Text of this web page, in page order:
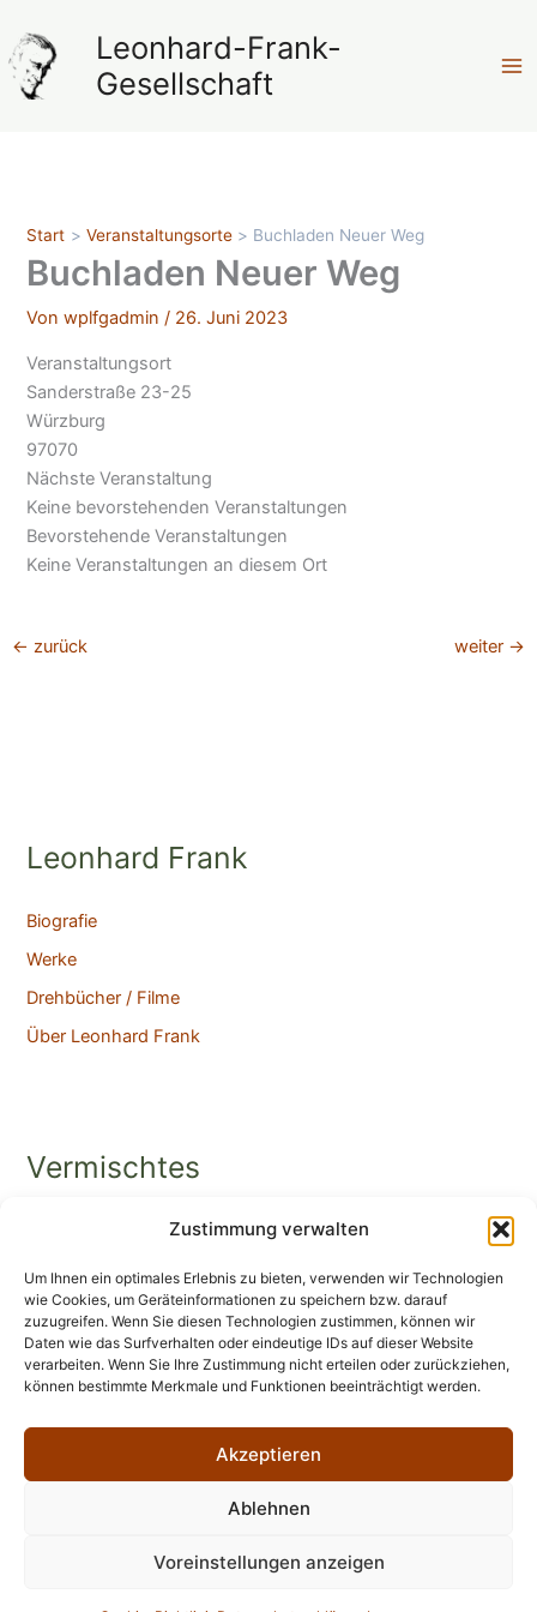
Zustimmung verwalten
Um Ihnen ein optimales Erlebnis zu bieten, verwenden wir Technologien
wie Cookies, um Geräteinformationen zu speichern bzw. darauf
zuzugreifen. Wenn Sie diesen Technologien zustimmen, können wir
Daten wie das Surfverhalten oder eindeutige IDs auf dieser Website
verarbeiten. Wenn Sie Ihre Zustimmung nicht erteilen oder zurückziehen,
können bestimmte Merkmale und Funktionen beeinträchtigt werden.
Akzeptieren
Ablehnen
Voreinstellungen anzeigen
Inhalt
springen
Leonhard-Frank-
Gesellschaft
Start Veranstaltungsorte Buchladen Neuer Weg
Buchladen Neuer Weg
Vonwplfgadmin/ 26. Juni 2023
Veranstaltungsort
Sanderstraße 23-25
Würzburg
97070
Nächste Veranstaltung
Keine bevorstehenden Veranstaltungen
Bevorstehende Veranstaltungen
Keine Veranstaltungen an diesem Ort
← zurück weiter →
Leonhard Frank
Biografie
Werke
Drehbücher / Filme
Über Leonhard Frank
Vermischtes
Universitätsbibliothek Würzburg
Stadtbücherei Würzburg
Erinnerungsorte in Würzburg
Impressum
Datenschutzerklärung
Copyright © Leonhard-Frank-Gesellschaft